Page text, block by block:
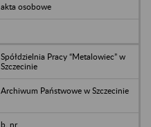
akta osobowe
Spółdzielnia Pracy “Metalowiec” w
Szczecinie
Archiwum Państwowe w Szczecinie
b. nr